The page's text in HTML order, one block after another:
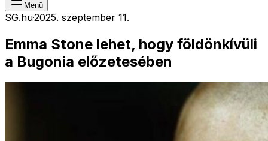
Menü
SG.hu·2025. szeptember 11.
Emma Stone lehet, hogy földönkívüli
a Bugonia előzetesében